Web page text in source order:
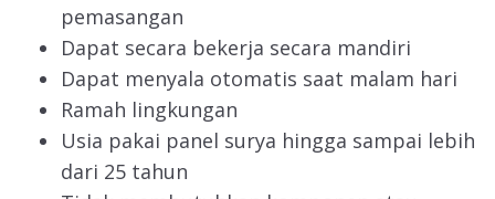
pemasangan
Dapat secara bekerja secara mandiri
Dapat menyala otomatis saat malam hari
Ramah lingkungan
Usia pakai panel surya hingga sampai lebih
dari 25 tahun